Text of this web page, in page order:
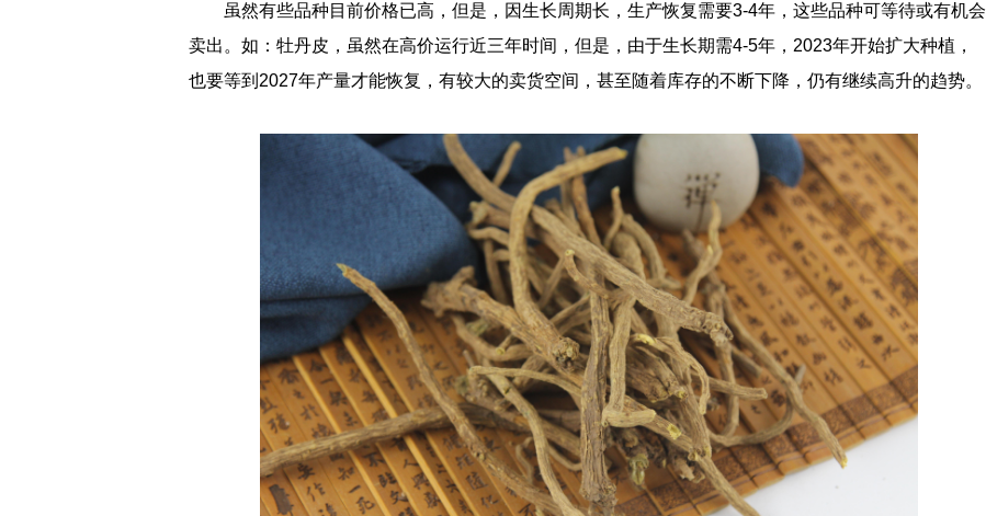
虽然有些品种目前价格已高，但是，因生长周期长，生产恢复需要3-4年，这些品种可等待或有机会
卖出。如：牡丹皮，虽然在高价运行近三年时间，但是，由于生长期需4-5年，2023年开始扩大种植，
也要等到2027年产量才能恢复，有较大的卖货空间，甚至随着库存的不断下降，仍有继续高升的趋势。